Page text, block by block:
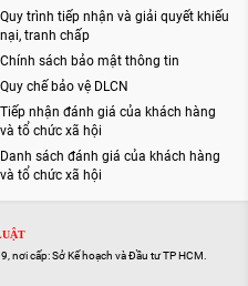
Quy trình tiếp nhận và giải quyết khiếu
nại, tranh chấp
Chính sách bảo mật thông tin
Quy chế bảo vệ DLCN
Tiếp nhận đánh giá của khách hàng
và tổ chức xã hội
Danh sách đánh giá của khách hàng
và tổ chức xã hội
cấp: Sở Kế hoạch và Đầu tư TP HCM.